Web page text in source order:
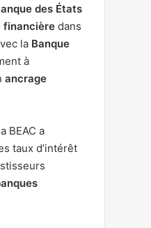
des États
financière dans
la Banque
à
ancrage
BEAC a
taux d’intérêt